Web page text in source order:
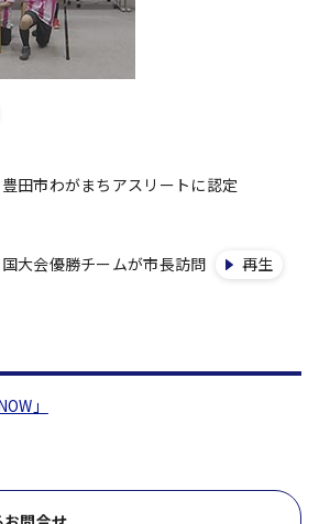
田市わがまちアスリートに認定
大会優勝チームが市長訪問 再生
」